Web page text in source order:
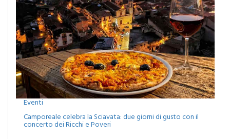
Eventi
Camporeale celebra la Sciavata: due giorni di gusto con il